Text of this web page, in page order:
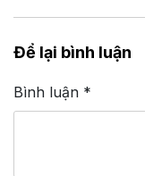
Để lại bình luận
Bình luận *